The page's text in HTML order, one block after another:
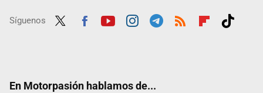
Síguenos
En Motorpasión hablamos de...